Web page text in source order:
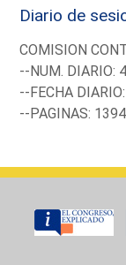
Diario de
COMISION
--NUM. DIARIO:
--FECHA
--PAGINAS: